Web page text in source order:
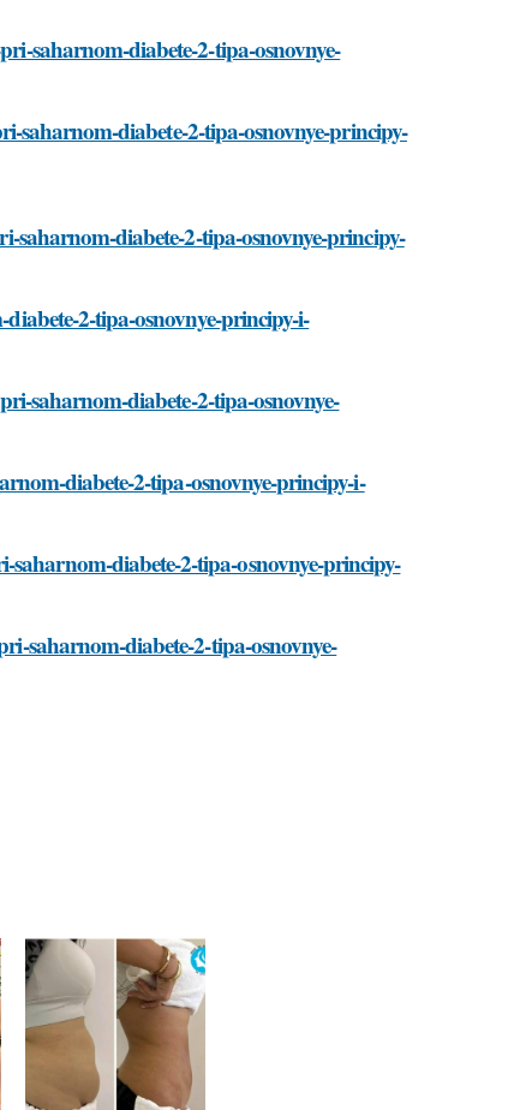
saharnom-diabete-2-tipa-osnovnye-
saharnom-diabete-2-tipa-osnovnye-principy-
diabete-2-tipa-osnovnye-principy-
2-tipa-osnovnye-principy-i-
saharnom-diabete-2-tipa-osnovnye-
diabete-2-tipa-osnovnye-principy-i-
diabete-2-tipa-osnovnye-principy-
saharnom-diabete-2-tipa-osnovnye-